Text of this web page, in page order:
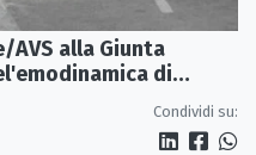
AVS alla Giunta
di
Condividi su: